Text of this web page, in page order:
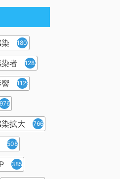
1809
者 1283
1129
拡大 766
508
385